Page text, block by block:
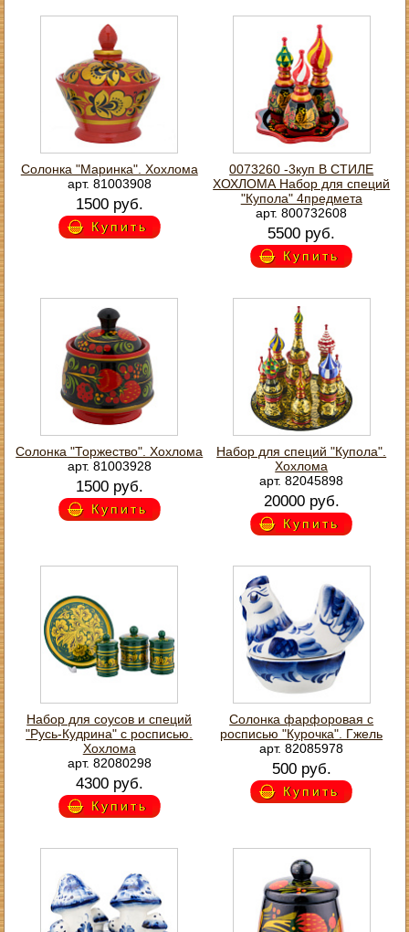
Солонка "Маринка". Хохлома
арт. 81003908
1500 руб.
Купить
0073260 -3куп В СТИЛЕ
ХОХЛОМА Набор для специй
"Купола" 4предмета
арт. 800732608
5500 руб.
Купить
Солонка "Торжество". Хохлома
арт. 81003928
1500 руб.
Купить
Набор для специй "Купола".
Хохлома
арт. 82045898
20000 руб.
Купить
Набор для соусов и специй
"Русь-Кудрина" с росписью.
Хохлома
арт. 82080298
4300 руб.
Купить
Солонка фарфоровая с
росписью "Курочка". Гжель
арт. 82085978
500 руб.
Купить